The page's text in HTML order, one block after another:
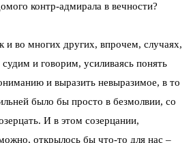
контр-адмирала в вечности?
и во многих других, впрочем, случаях,
и говорим, усиливаясь понять
и выразить невыразимое, в то
было бы просто в безмолвии, со
И в этом созерцании,
открылось бы что-то для нас –